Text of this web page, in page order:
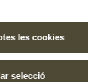
les cookies
selecció
amb
postal,
en
al